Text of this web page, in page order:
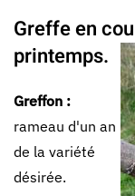
Greffe en
printemps.
Greffon :
rameau d'un an
de la variété
désirée.